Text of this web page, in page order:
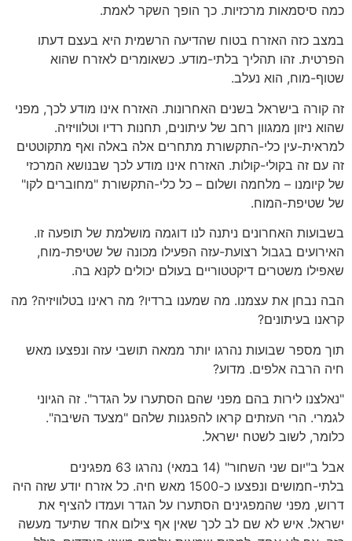
כמה סיסמאות מרכזיות. כך הופך השקר לאמת.
במצב כזה האזרח בטוח שהדיעה הרשמית היא בעצם דעתו
הפרטית. זהו תהליך בלתי-מודע. כשאומרים לאזרח שהוא
שטוף-מוח, הוא נעלב.
זה קורה בישראל בשנים האחרונות. האזרח אינו מודע לכך, מפני
שהוא ניזון ממגוון רחב של עיתונים, תחנות רדיו וטלוויזיה.
למראית-עין כלי-התקשורת מתחרים אלה באלה ואף מתקוטטים
זה עם זה בקולי-קולות. האזרח אינו מודע לכך שבנושא המרכזי
של קיומנו – מלחמה ושלום – כל כלי-התקשורת "מחוברים לקו"
של שטיפת-המוח.
בשבועות האחרונים ניתנה לנו דוגמה מושלמת של תופעה זו.
האירועים בגבול רצועת-עזה הפעילו מכונה של שטיפת-מוח,
שאפילו משטרים דיקטטוריים בעולם יכולים לקנא בה.
הבה נבחן את עצמנו. מה שמענו ברדיו? מה ראינו בטלוויזיה? מה
קראנו בעיתונים?
תוך מספר שבועות נהרגו יותר ממאה תושבי עזה ונפצעו מאש
חיה הרבה אלפים. מדוע?
"נאלצנו לירות בהם מפני שהם הסתערו על הגדר". זה הגיוני
לגמרי. הרי העזתים קראו להפגנות שלהם "מצעד השיבה".
כלומר, לשוב לשטח ישראל.
אבל ב"יום שני השחור" (14 במאי) נהרגו 63 מפגינים
בלתי-חמושים ונפצעו כ-1500 מאש חיה. כל אזרח יודע שזה היה
דרוש, מפני שהמפגינים הסתערו על הגדר ועמדו להציף את
ישראל. איש לא שם לב לכך שאין אף צילום אחד שתיעד מעשה